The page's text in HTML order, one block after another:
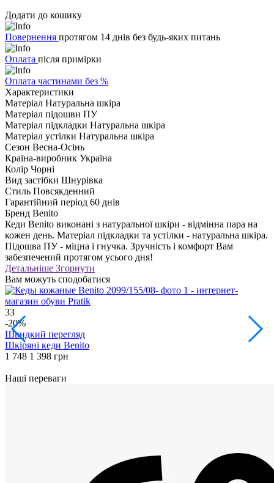
Додати до кошику
Повернення протягом 14 днів без будь-яких питань
Оплата після примірки
Оплата частинами без %
Характеристики
Матеріал Натуральна шкіра
Матеріал підошви ПУ
Матеріал підкладки Натуральна шкіра
Матеріал устілки Натуральна шкіра
Сезон Весна-Осінь
Країна-виробник Україна
Колір Чорні
Вид застібки Шнурівка
Стиль Повсякденний
Гарантійний період 60 днів
Бренд Benito
Кеди Benito виконані з натуральної шкіри - відмінна пара на
кожен день. Матеріал підкладки та устілки - натуральна шкіра.
Підошва ПУ - міцна і гнучка. Зручність і комфорт Вам
забезпечений протягом усього дня!
Детальніше Згорнути
Вам можуть сподобатися
33
-20%
Швидкий перегляд
Шкіряні кеди Benito
1 748 1 398 грн
Наші переваги